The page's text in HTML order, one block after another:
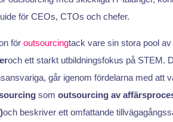
för CEOs, CTOs och chefer.
för outsourcingtack vare sin stora pool
och ett starkt utbildningsfokus på STEM.
går igenom fördelarna med att
som outsourcing av
och beskriver ett omfattande